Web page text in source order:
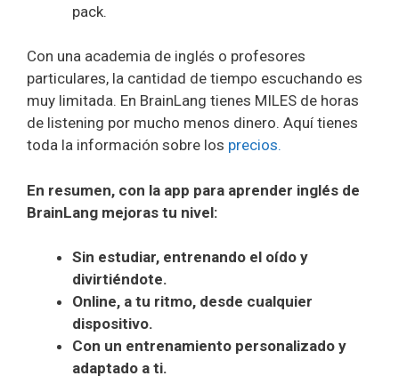
pack.
Con una academia de inglés o profesores
particulares, la cantidad de tiempo escuchando es
muy limitada. En BrainLang tienes MILES de horas
de listening por mucho menos dinero. Aquí tienes
toda la información sobre los precios.
En resumen, con la app para aprender inglés de
BrainLang mejoras tu nivel:
Sin estudiar, entrenando el oído y
divirtiéndote.
Online, a tu ritmo, desde cualquier
dispositivo.
Con un entrenamiento personalizado y
adaptado a ti.